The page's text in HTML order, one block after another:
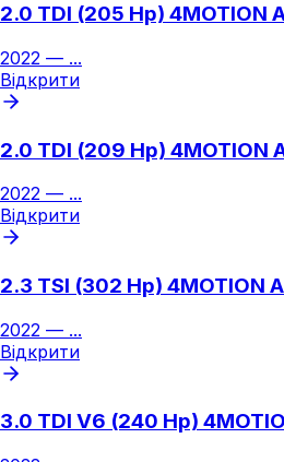
2.0 TDI (205 Hp) 4MOTION
2022 — ...
Відкрити
2.0 TDI (209 Hp) 4MOTION
2022 — ...
Відкрити
2.3 TSI (302 Hp) 4MOTION
2022 — ...
Відкрити
3.0 TDI V6 (240 Hp)